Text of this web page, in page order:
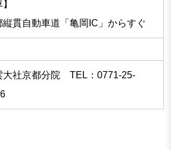
縦貫自動車道「亀岡IC」からすぐ
大社京都分院 TEL：0771-25-